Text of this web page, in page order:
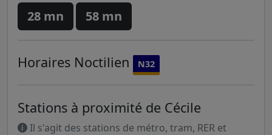
28 mn 58 mn
Horaires Noctilien N32
Stations à proximité de Cécile
Il s'agit des stations de métro, tram, RER et